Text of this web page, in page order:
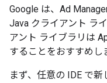
Google は、Ad
Java クライアント ラ
アント ライブラリは
することをおすすめし
まず、任意の IDE で